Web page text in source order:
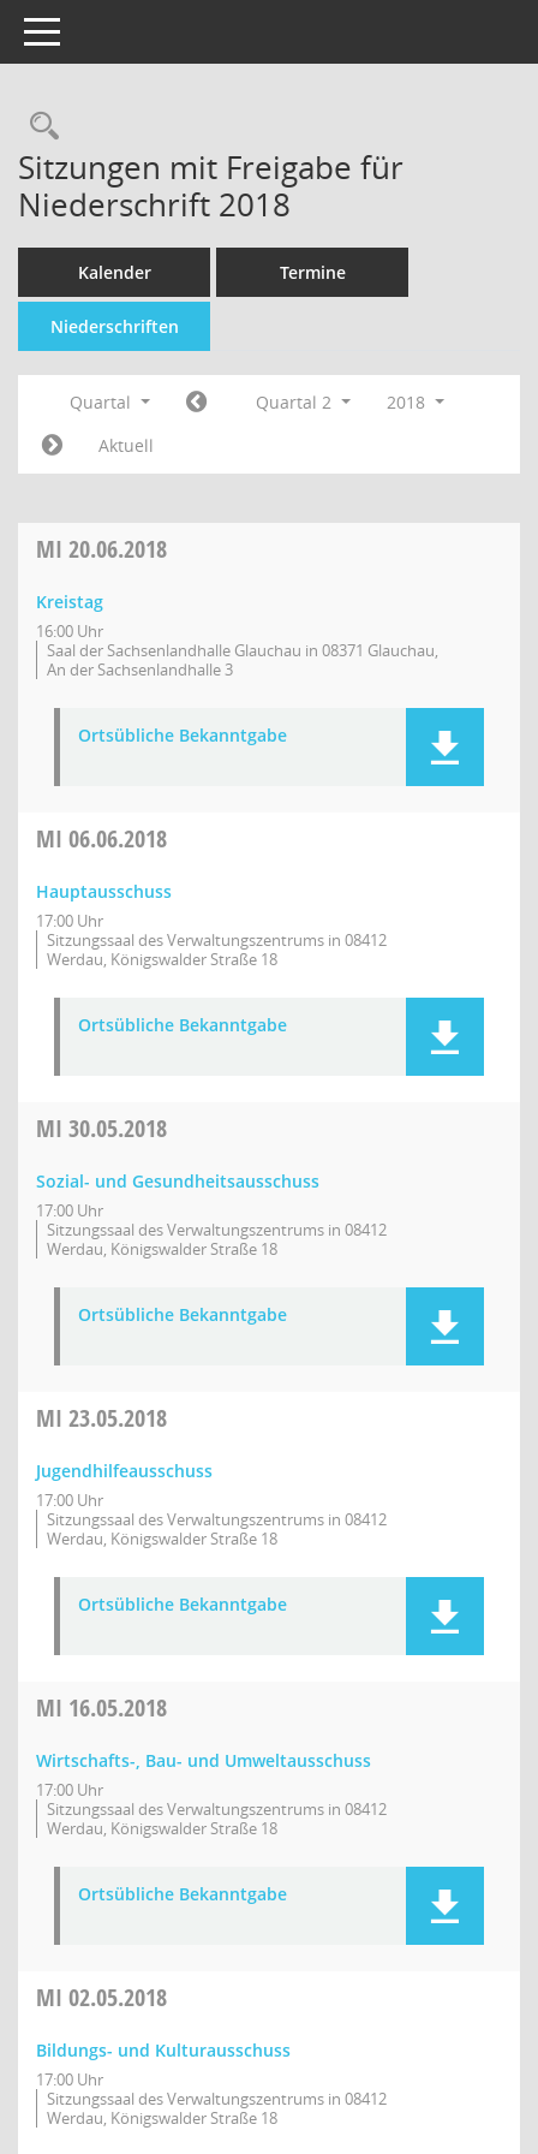
Toggle navigation
Sitzungen mit Freigabe für
Niederschrift 2018
Kalender Termine
Niederschriften
Quartal Quartal 2
2018
Aktuell
MI 20.06.2018
Kreistag
16:00 Uhr
Saal der Sachsenlandhalle Glauchau in 08371 Glauchau,
An der Sachsenlandhalle 3
Ortsübliche Bekanntgabe
MI 06.06.2018
Hauptausschuss
17:00 Uhr
Sitzungssaal des Verwaltungszentrums in 08412
Werdau, Königswalder Straße 18
Ortsübliche Bekanntgabe
MI 30.05.2018
Sozial- und Gesundheitsausschuss
17:00 Uhr
Sitzungssaal des Verwaltungszentrums in 08412
Werdau, Königswalder Straße 18
Ortsübliche Bekanntgabe
MI 23.05.2018
Jugendhilfeausschuss
17:00 Uhr
Sitzungssaal des Verwaltungszentrums in 08412
Werdau, Königswalder Straße 18
Ortsübliche Bekanntgabe
MI 16.05.2018
Wirtschafts-, Bau- und Umweltausschuss
17:00 Uhr
Sitzungssaal des Verwaltungszentrums in 08412
Werdau, Königswalder Straße 18
Ortsübliche Bekanntgabe
MI 02.05.2018
Bildungs- und Kulturausschuss
17:00 Uhr
Sitzungssaal des Verwaltungszentrums in 08412
Werdau, Königswalder Straße 18